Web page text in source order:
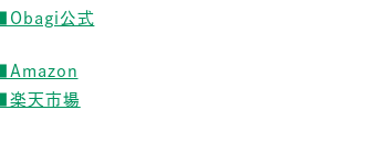
■Obagi公式
■Amazon
■楽天市場